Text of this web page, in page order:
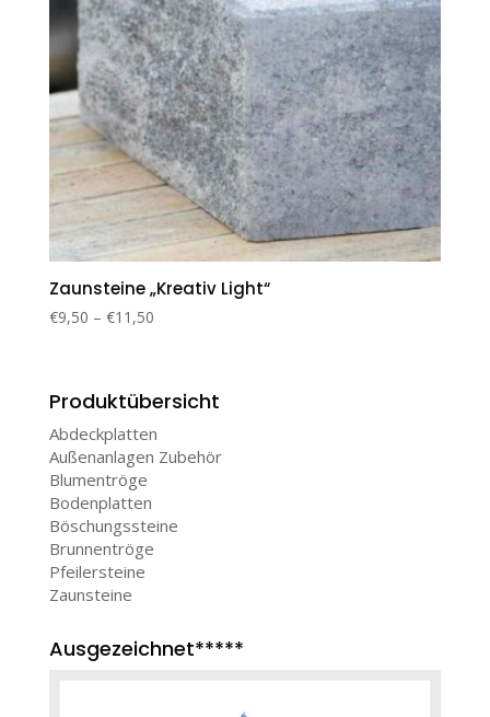
Zaunsteine „Kreativ Light“
€9,50 – €11,50
Produktübersicht
Abdeckplatten
Außenanlagen Zubehör
Blumentröge
Bodenplatten
Böschungssteine
Brunnentröge
Pfeilersteine
Zaunsteine
Ausgezeichnet*****